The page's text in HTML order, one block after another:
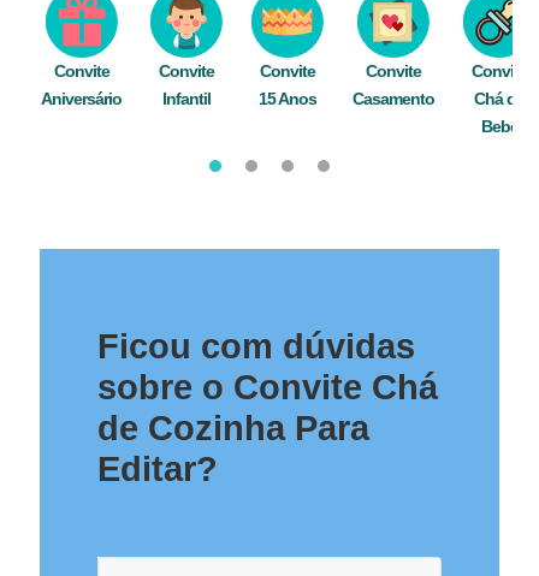
Convite
Aniversário
Convite
Infantil
Convite
15 Anos
Convite
Casamento
Convite
Chá de
Bebê
Ficou com dúvidas
sobre o Convite Chá
de Cozinha Para
Editar?